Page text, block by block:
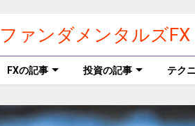
ファンダメンタルズFX
FXの記事 投資の記事 テク